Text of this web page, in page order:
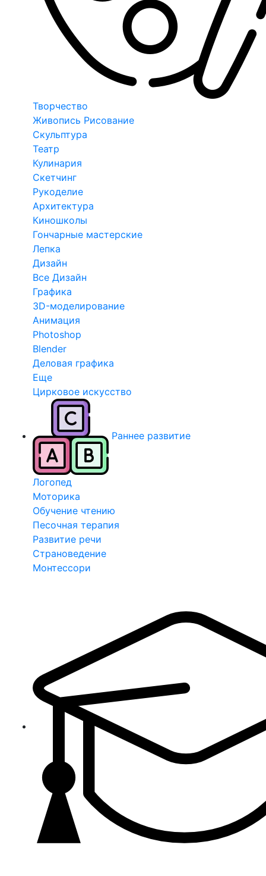
Творчество
Живопись Рисование
Скульптура
Театр
Кулинария
Скетчинг
Рукоделие
Архитектура
Киношколы
Гончарные мастерские
Лепка
Дизайн
Все Дизайн
Графика
3D-моделирование
Анимация
Photoshop
Blender
Деловая графика
Еще
Цирковое искусство
Раннее развитие
Логопед
Моторика
Обучение чтению
Песочная терапия
Развитие речи
Страноведение
Монтессори